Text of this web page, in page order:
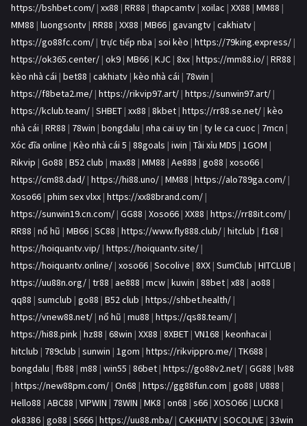
https://bshbet.com/ | xx88 | RR88 | thapcamtv | xoilac | XX88 | MM88 |
MM88 | luongsontv | RR88 | XX88 | MB66 | gavangtv | cakhiatv |
https://go88fc.com/ | trực tiếp nba | soi kèo | https://79king.express/ |
https://ok365.center/ | ok9 | MB66 | KJC | 8xx | https://mm88.io/ | RR88 |
kèo nhà cái | bet88 | cakhiatv | kèo nhà cái | 78win |
https://f8beta2.me/ | https://rikvip97.art/ | https://sunwin97.art/ |
https://kclub.team/ | SHBET | xx88 | 8kbet | https://rr88.se.net/ | kèo
nhà cái | RR88 | 78win | bongdalu | nha cai uy tin | ty le ca cuoc | 7mcn |
Xóc đĩa online | Kèo nhà cái 5 | 88goals | iwin | Tài xỉu MD5 | 1GOM |
Rikvip | Go88 | B52 club | max88 | MM88 | Ae888 | go88 | xoso66 |
https://cm88.dad/ | https://hi88.uno/ | MM88 | https://alo789ga.com/ |
Xoso66 | phim sex vlxx | https://xx88brand.com/ |
https://sunwin19.cn.com/ | GG88 | Xoso66 | XX88 | https://rr88it.com/ |
RR88 | nổ hũ | MB66 | SC88 | https://www.fly888.club/ | hitclub | f168 |
https://hoiquantv.vip/ | https://hoiquantv.site/ |
https://hoiquantv.online/ | xoso66 | Socolive | 8XX | SumClub | HITCLUB |
https://uu88n.org/ | tr88 | ae888 | mcw | kuwin | 88bet | x88 | ao88 |
qq88 | sumclub | go88 | B52 club | https://shbet.health/ |
https://vnew88.net/ | nổ hũ | mu88 | https://qs88.team/ |
https://hi88.pink | hz88 | 68win | XX88 | 8XBET | VN168 | keonhacai |
hitclub | 789club | sunwin | 1gom | https://rikvippro.me/ | TK688 |
bongdalu | fb88 | m88 | win55 | 86bet | https://go88v2.net/ | GG88 | lv88
| https://new88pm.com/ | On68 | https://gg88fun.com | go88 | U888 |
Hello88 | ABC88 | VIPWIN | 78WIN | MK8 | on68 | s66 | XOSO66 | LUCK8 |
ok8386 | go88 | S666 | https://uu88.mba/ | CAKHIATV | SOCOLIVE | 33win